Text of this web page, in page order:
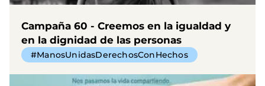
Campaña 60 - Creemos en la igualdad y
en la dignidad de las personas
#ManosUnidasDerechosConHechos